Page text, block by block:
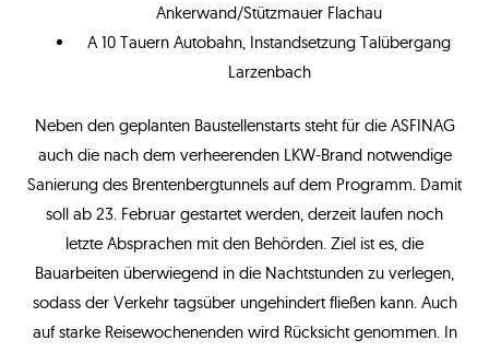
Ankerwand/Stützmauer Flachau
A 10 Tauern Autobahn, Instandsetzung Talübergang
Larzenbach
Neben den geplanten Baustellenstarts steht für die ASFINAG
auch die nach dem verheerenden LKW-Brand notwendige
Sanierung des Brentenbergtunnels auf dem Programm. Damit
soll ab 23. Februar gestartet werden, derzeit laufen noch
letzte Absprachen mit den Behörden. Ziel ist es, die
Bauarbeiten überwiegend in die Nachtstunden zu verlegen,
sodass der Verkehr tagsüber ungehindert fließen kann. Auch
auf starke Reisewochenenden wird Rücksicht genommen. In